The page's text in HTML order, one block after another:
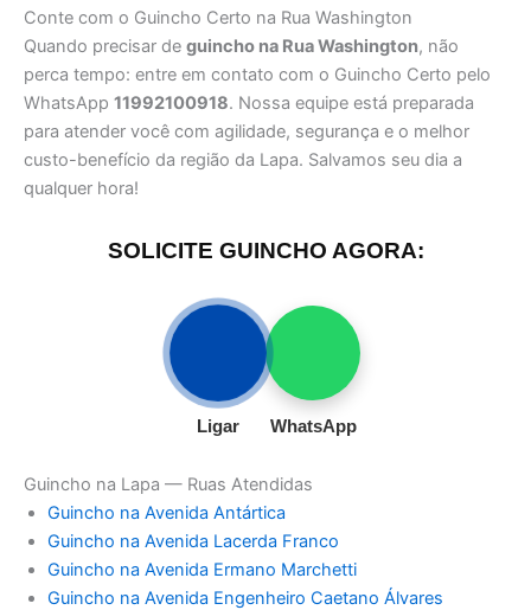
Conte com o Guincho Certo na Rua Washington
Quando precisar de guincho na Rua Washington, não
perca tempo: entre em contato com o Guincho Certo pelo
WhatsApp 11992100918. Nossa equipe está preparada
para atender você com agilidade, segurança e o melhor
custo-benefício da região da Lapa. Salvamos seu dia a
qualquer hora!
SOLICITE GUINCHO AGORA:
Ligar WhatsApp
Guincho na Lapa — Ruas Atendidas
Guincho na Avenida Antártica
Guincho na Avenida Lacerda Franco
Guincho na Avenida Ermano Marchetti
Guincho na Avenida Engenheiro Caetano Álvares